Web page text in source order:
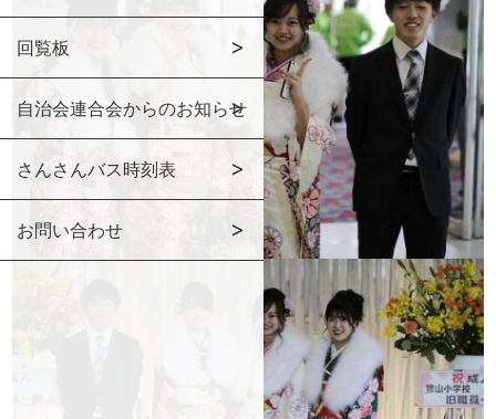
回覧板
自治会連合会からのお知らせ
さんさんバス時刻表
お問い合わせ